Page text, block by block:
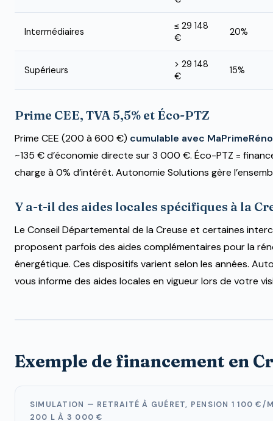
Intermédiaires
≤ 29 148
€
20%
Supérieurs
> 29 148
€
15%
Prime CEE, TVA 5,5% et Éco-PTZ
Prime CEE (200 à 600 €) cumulable avec
~135 € d’économie directe sur 3 000 €. Éco-PTZ =
charge à 0% d’intérêt. Autonomie Solutions gère
Y a-t-il des aides locales spécifiques à la
Le Conseil Départemental de la Creuse et certaines
proposent parfois des aides complémentaires pour la
énergétique. Ces dispositifs varient selon les années.
vous informe des aides locales en vigueur lors de votre
Exemple de financement en
SIMULATION — RETRAITÉ À GUÉRET, PENSION 1 100 €/
200 L À 3 000 €